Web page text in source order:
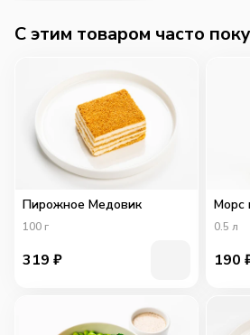
C этим товаром часто
Пирожное Медовик
100 г
319 ₽
Морс
0.5 л
190